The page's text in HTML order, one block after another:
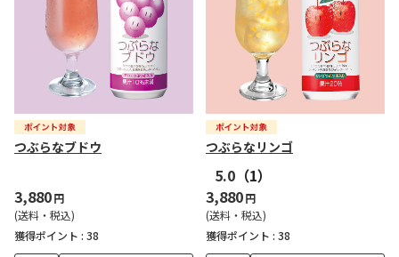
つぶらなブドウ
3,880円
(送料・税込)
獲得ポイント : 38
つぶらなリンゴ
5.0 （1）
3,880円
(送料・税込)
獲得ポイント : 38